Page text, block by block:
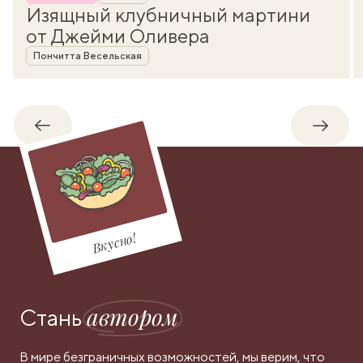
Изящный клубничный мартини
от Джейми Оливера
Автор
Пончитта Весельская
Обратно
Вкусно!
Станьавтором
В мире безграничных возможностей, мы верим, что